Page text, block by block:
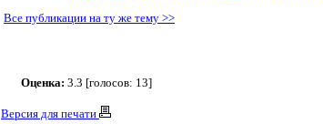
Все публикации на ту же тему >>
Оценка: 3.3 [голосов: 13]
Версия для печати